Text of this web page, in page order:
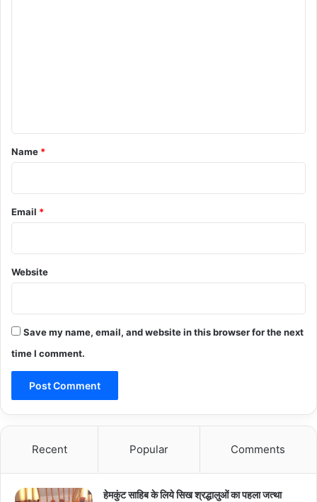
*
Name *
Email *
Website
Save my name, email, and website in this browser for the next
time I comment.
Recent Popular Comments
हेमकुंट साहिब के लिये सिख श्रद्धालुओं का पहला जत्था